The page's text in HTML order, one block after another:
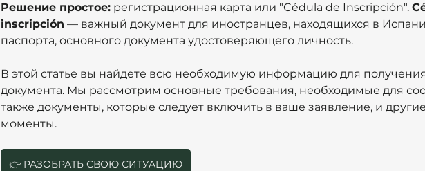
Решение простое: регистрационная карта или "Cédula de Inscripción".
inscripción — важный документ для иностранцев, находящихся в
паспорта, основного документа удостоверяющего личность.
В этой статье вы найдете всю необходимую информацию для
документа. Мы рассмотрим основные требования, необходимые для
также документы, которые следует включить в ваше заявление, и
моменты.
👉 РАЗОБРАТЬ СВОЮ СИТУАЦИЮ